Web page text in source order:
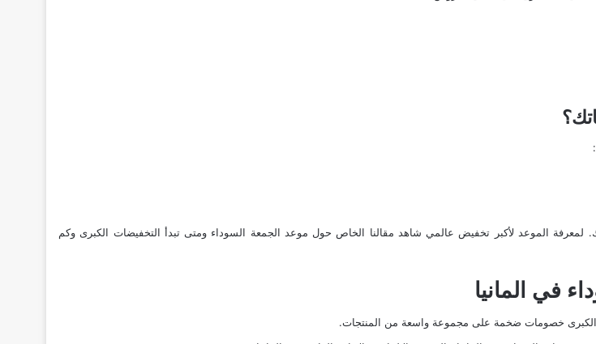
لمعرفة الموعد لأكبر تخفيض عالمي شاهد مقالنا الخاص حول موعد الجمعة السوداء ومتى تبدأ التخفيضات الكبرى وكم
الكبرى خصومات ضخمة على مجموعة واسعة من المنتجات.